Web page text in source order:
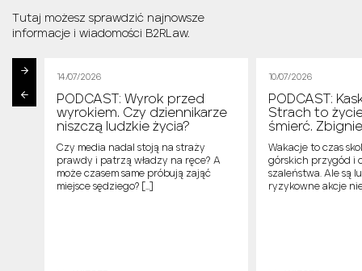
Tutaj możesz sprawdzić najnowsze
informacje i wiadomości B2RLaw.
14/07/2026
PODCAST: Wyrok przed
wyrokiem. Czy dziennikarze
niszczą ludzkie życia?
Czy media nadal stoją na straży
prawdy i patrzą władzy na ręce? A
może czasem same próbują zająć
miejsce sędziego? […]
10/07/2026
PODCAST:
Strach to
śmierć.
Wakacje to czas
górskich przygód i
szaleństwa. Ale są
ryzykowne akcje